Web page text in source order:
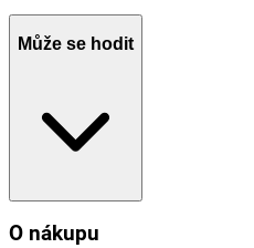
Může se hodit
O nákupu